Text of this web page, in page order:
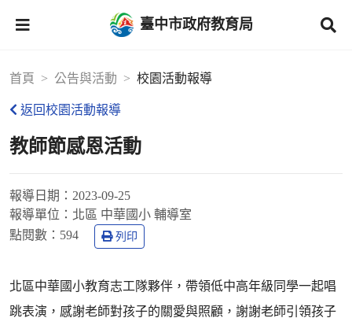
臺中市政府教育局
首頁 公告與活動 校園活動報導
返回校園活動報導
教師節感恩活動
報導日期： 2023-09-25
報導單位： 北區 中華國小 輔導室
點閱數： 594 列印
北區中華國小教育志工隊夥伴，帶領低中高年級同學一起唱
跳表演，感謝老師對孩子的關愛與照顧，謝謝老師引領孩子